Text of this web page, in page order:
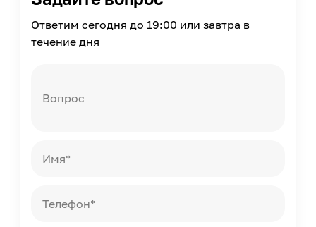
Ответим сегодня до 19:00 или завтра в
течение дня
Вопрос
Имя*
Телефон*